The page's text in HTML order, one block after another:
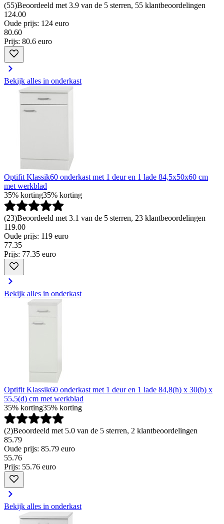
(55)Beoordeeld met 3.9 van de 5 sterren, 55 klantbeoordelingen
124.00
Oude prijs: 124 euro
80.60
Prijs: 80.6 euro
Bekijk alles in onderkast
Optifit Klassik60 onderkast met 1 deur en 1 lade 84,5x50x60 cm
met werkblad
35% korting35% korting
(23)Beoordeeld met 3.1 van de 5 sterren, 23 klantbeoordelingen
119.00
Oude prijs: 119 euro
77.35
Prijs: 77.35 euro
Bekijk alles in onderkast
Optifit Klassik60 onderkast met 1 deur en 1 lade 84,8(h) x 30(b) x
55,5(d) cm met werkblad
35% korting35% korting
(2)Beoordeeld met 5.0 van de 5 sterren, 2 klantbeoordelingen
85.79
Oude prijs: 85.79 euro
55.76
Prijs: 55.76 euro
Bekijk alles in onderkast